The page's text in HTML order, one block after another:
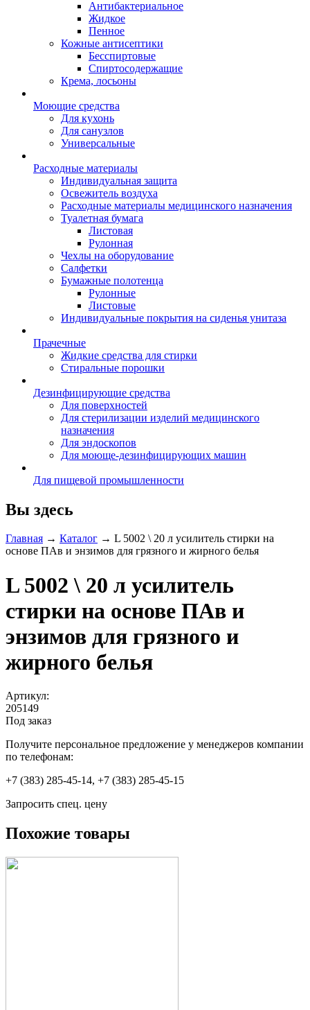
Антибактериальное
Жидкое
Пенное
Кожные антисептики
Бесспиртовые
Cпиртосодержащие
Крема, лосьоны
Моющие средства
Для кухонь
Для санузлов
Универсальные
Расходные материалы
Индивидуальная защита
Освежитель воздуха
Расходные материалы медицинского назначения
Туалетная бумага
Листовая
Рулонная
Чехлы на оборудование
Салфетки
Бумажные полотенца
Рулонные
Листовые
Индивидуальные покрытия на сиденья унитаза
Прачечные
Жидкие средства для стирки
Стиральные порошки
Дезинфицирующие средства
Для поверхностей
Для стерилизации изделий медицинского
назначения
Для эндоскопов
Для моюще-дезинфицирующих машин
Для пищевой промышленности
Вы здесь
Главная → Каталог → L 5002 \ 20 л усилитель стирки на
основе ПАв и энзимов для грязного и жирного белья
L 5002 \ 20 л усилитель
стирки на основе ПАв и
энзимов для грязного и
жирного белья
Артикул:
205149
Под заказ
Получите персональное предложение у менеджеров компании
по телефонам:
+7 (383) 285-45-14, +7 (383) 285-45-15
Запросить спец. цену
Похожие товары